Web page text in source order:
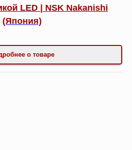
LED | NSK Nakanishi
(Япония)
о товаре